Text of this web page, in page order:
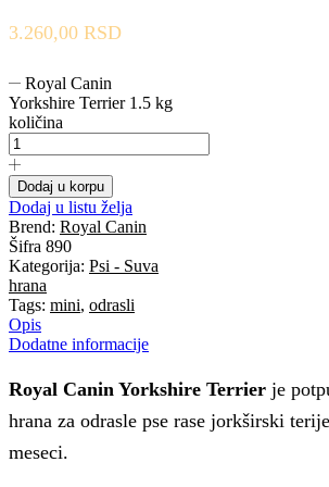
3.260,00 RSD
Royal Canin
Yorkshire Terrier 1.5 kg
količina
Dodaj u korpu
Dodaj u listu želja
Brend: Royal Canin
Šifra 890
Kategorija: Psi - Suva
hrana
Tags: mini, odrasli
Opis
Dodatne informacije
Royal Canin Yorkshire Terrier je
hrana za odrasle pse rase jorkširski
meseci.